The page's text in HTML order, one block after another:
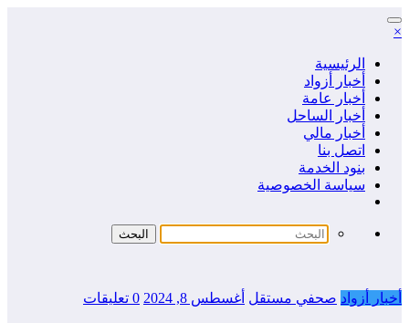
التجاوز
إلى
×
الرئيسية
أخبار أزواد
أخبار عامة
أخبار الساحل
أخبار مالي
اتصل بنا
بنود الخدمة
سياسة الخصوصية
أخبار أزواد صحفي مستقل أغسطس 8, 2024 0 تعليقات